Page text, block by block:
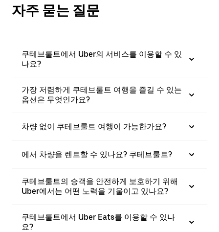
자주 묻는 질문
쿠테브룰트에서 Uber의 서비스를 이용할 수 있
나요?
가장 저렴하게 쿠테브룰트 여행을 즐길 수 있는
옵션은 무엇인가요?
차량 없이 쿠테브룰트 여행이 가능한가요?
에서 차량을 렌트할 수 있나요? 쿠테브룰트?
쿠테브룰트의 승객을 안전하게 보호하기 위해
Uber에서는 어떤 노력을 기울이고 있나요?
쿠테브룰트에서 Uber Eats를 이용할 수 있나
요?